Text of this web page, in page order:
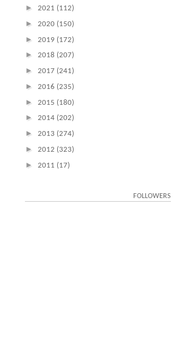
► 2021 (112)
► 2020 (150)
► 2019 (172)
► 2018 (207)
► 2017 (241)
► 2016 (235)
► 2015 (180)
► 2014 (202)
► 2013 (274)
► 2012 (323)
► 2011 (17)
FOLLOWERS